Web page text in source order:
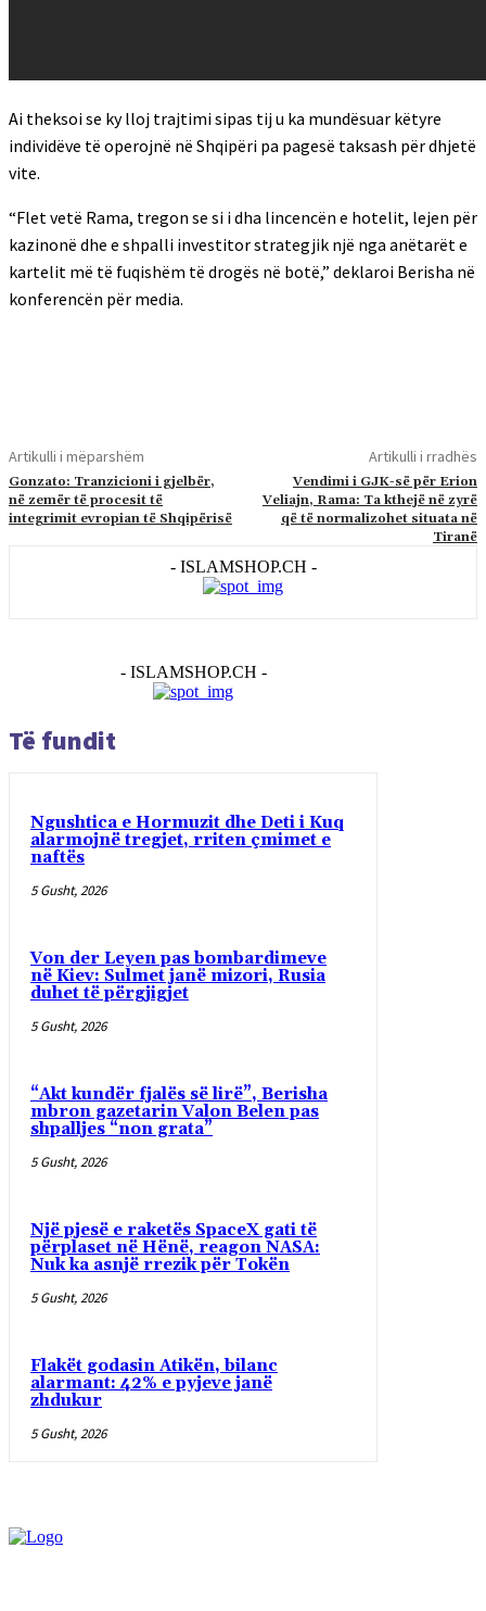
Ai theksoi se ky lloj trajtimi sipas tij u ka mundësuar këtyre
individëve të operojnë në Shqipëri pa pagesë taksash për dhjetë
vite.
“Flet vetë Rama, tregon se si i dha lincencën e hotelit, lejen për
kazinonë dhe e shpalli investitor strategjik një nga anëtarët e
kartelit më të fuqishëm të drogës në botë,” deklaroi Berisha në
konferencën për media.
Artikulli i mëparshëm
Gonzato: Tranzicioni i gjelbër,
në zemër të procesit të
integrimit evropian të Shqipërisë
Artikulli i rradhës
Vendimi i GJK-së për Erion
Veliajn, Rama: Ta kthejë në zyrë
që të normalizohet situata në
Tiranë
- ISLAMSHOP.CH -
- ISLAMSHOP.CH -
Të fundit
Ngushtica e Hormuzit dhe Deti i Kuq
alarmojnë tregjet, rriten çmimet e
naftës
5 Gusht, 2026
Von der Leyen pas bombardimeve
në Kiev: Sulmet janë mizori, Rusia
duhet të përgjigjet
5 Gusht, 2026
“Akt kundër fjalës së lirë”, Berisha
mbron gazetarin Valon Belen pas
shpalljes “non grata”
5 Gusht, 2026
Një pjesë e raketës SpaceX gati të
përplaset në Hënë, reagon NASA:
Nuk ka asnjë rrezik për Tokën
5 Gusht, 2026
Flakët godasin Atikën, bilanc
alarmant: 42% e pyjeve janë
zhdukur
5 Gusht, 2026